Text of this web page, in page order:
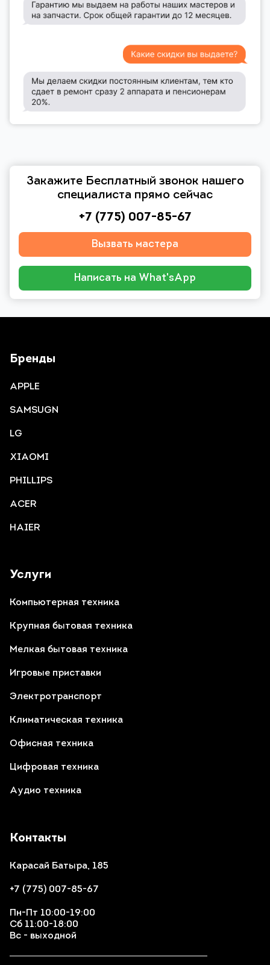
Закажите Бесплатный звонок нашего
специалиста прямо сейчас
+7 (775) 007-85-67
Вызвать мастера
Написать на What'sApp
Контакты
Карасай Батыра, 185
+7 (775) 007-85-67
Пн-Пт 10:00-19:00
Сб 11:00-18:00
Вс - выходной
Услуги
Компьютерная техника
Крупная бытовая техника
Мелкая бытовая техника
Игровые приставки
Электротранспорт
Климатическая техника
Офисная техника
Цифровая техника
Аудио техника
Бренды
APPLE
SAMSUGN
LG
XIAOMI
PHILLIPS
ACER
HAIER